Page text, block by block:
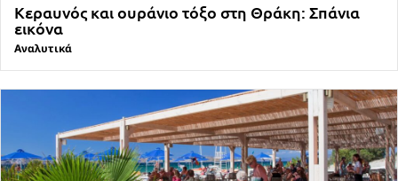
Κεραυνός και ουράνιο τόξο στη Θράκη: Σπάνια
εικόνα
Αναλυτικά